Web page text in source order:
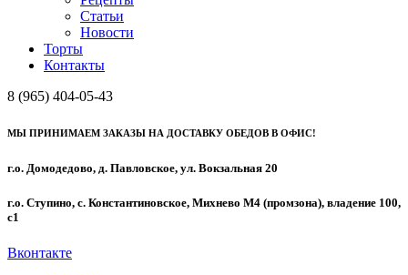
Статьи
Новости
Торты
Контакты
8 (965) 404-05-43
МЫ ПРИНИМАЕМ ЗАКАЗЫ НА ДОСТАВКУ ОБЕДОВ В ОФИС!
г.о. Домодедово, д. Павловское, ул. Вокзальная 20
г.о. Ступино, с. Константиновское, Михнево М4 (промзона), владение 100,
с1
Вконтакте